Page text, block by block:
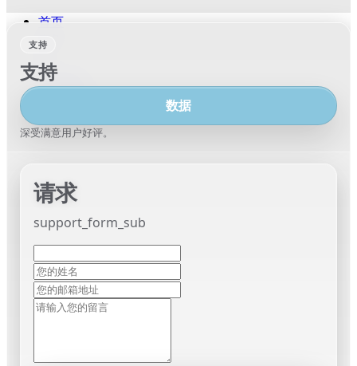
首页
应用
AI
速度测试
我的IP位置
支持▼
支持
支持
数据
深受满意用户好评。
请求
support_form_sub